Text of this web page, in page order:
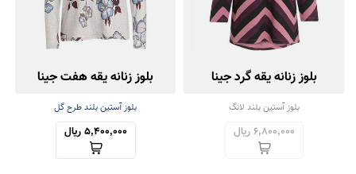
بلوز زنانه یقه گرد جینا
بلوز آستین بلند لانگ
6,800,000 ریال
بلوز زنانه یقه هفت جینا
بلوز آستین بلند طرح گل
5,400,000 ریال